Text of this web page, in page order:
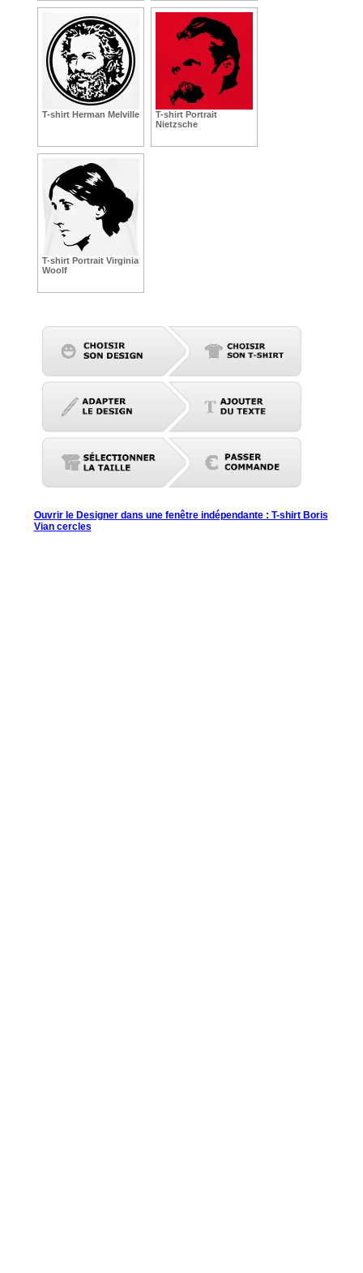
T-shirt Herman Melville
T-shirt Portrait
Nietzsche
T-shirt Portrait Virginia
Woolf
Ouvrir le Designer dans une fenêtre indépendante : T-shirt Boris
Vian cercles